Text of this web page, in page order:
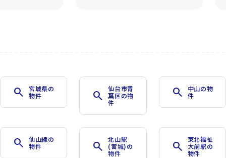
search
宮城県の
物件
search
仙台市青
葉区の物
件
search
中山の物
件
search
仙山線の
物件
search
北山駅
(宮城)の
物件
search
東北福祉
大前駅の
物件